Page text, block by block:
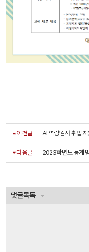
이전글 AI 역량검사 취업지
다음글
2023학년도 동계
댓글목록